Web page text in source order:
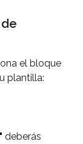
el bloque
plantilla:
deberás